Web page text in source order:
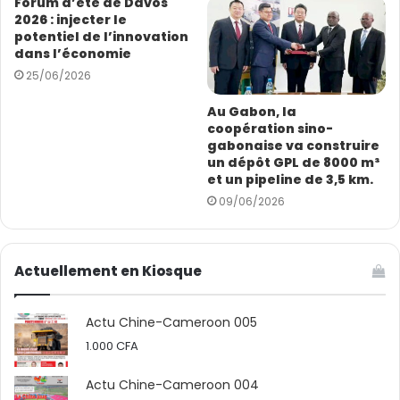
En gros, le protocole d’accord entre-les nommés le
Cabinet SENAFECA BUSINESS LIMITED, représenté par
Sieur Hermann Mefire et l’entreprise chinoise ZGBX
CONSTRUCTION AND ENGINEERING COMPANY SARL,
2026 : injecter le
potentiel de l’innovation
dans l’économie
25/06/2026
Au Gabon, la
coopération sino-
gabonaise va construire
un dépôt GPL de 8000 m³
et un pipeline de 3,5 km.
09/06/2026
Actuellement en Kiosque
Actu Chine-Cameroon 005
1.000 CFA
Actu Chine-Cameroon 004